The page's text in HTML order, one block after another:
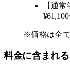
【通
※価格は全て
料金に含まれ